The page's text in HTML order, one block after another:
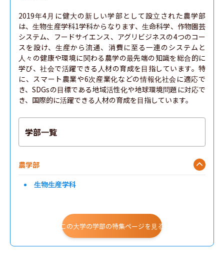
2019年4月に健大の新しい学部として設立された農学部
は、生物生産学科1学科からなります、生命科学、作物園芸
システム、フードサイエンス、アグリビジネスの4つのコー
スを設け、生産から流通、消費に至る一連のシステムと
人々の健康や環境に関わる農学の最先端の知識を総合的に
学び、社会で活躍できる人材の育成を目指しています。特
に、スマート農業や6次産業化などの情報化社会に適応で
き、SDGsの目標である地域活性化や地球環境問題に対応で
き、国際的に活躍できる人材の育成を目指しています。
学部一覧
農学部
生物生産学科
この大学の学部の特集ページを見る